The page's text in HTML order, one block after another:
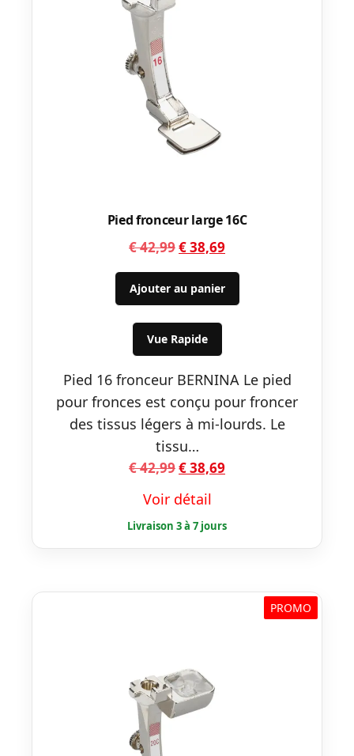
Pied fronceur large 16C
€42,99Le
prix
initial
était :
€ 42,99.
€38,69
prix
actuel
est :
Ajouter au panier
Vue Rapide
Pied 16 fronceur BERNINA Le pied
pour fronces est conçu pour froncer
des tissus légers à mi-lourds. Le
tissu…
€42,99Le
initial
était :
€ 42,99.
€38,69
est :
€ 38,69.
Voir détail
PROMO